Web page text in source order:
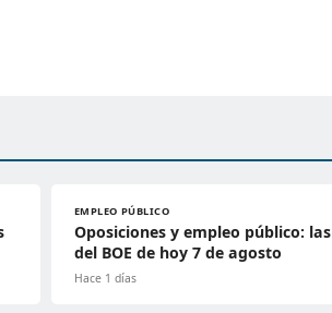
EMPLEO PÚBLICO
Oposiciones y empleo público:
del BOE de hoy 7 de agosto
Hace 1 días